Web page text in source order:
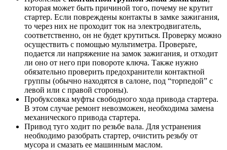
которая может быть причиной того, почему не крутит
стартер. Если повреждены контакты в замке зажигания,
то через них не проходит ток на электродвигатель,
соответственно, он не будет крутиться. Проверку можно
осуществить с помощью мультиметра. Проверьте,
подается ли напряжение на замок зажигания, и отходит
ли оно от него при повороте ключа. Также нужно
обязательно проверить предохранители контактной
группы (обычно находятся в салоне, под “торпедой” с
левой или с правой стороны).
Пробуксовка муфты свободного хода привода стартера.
В этом случае ремонт невозможен, необходима замена
механического привода стартера.
Привод туго ходит по резьбе вала. Для устранения
необходимо разобрать стартер, очистить резьбу от
мусора и смазать ее машинным маслом.